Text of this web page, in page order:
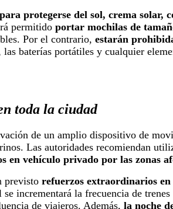
protegerse del sol, crema solar,
permitido portar mochilas de
Por el contrario, estarán
baterías portátiles y cualquier
toda la ciudad
de un amplio dispositivo de
Las autoridades recomiendan
en vehículo privado por las zonas
previsto refuerzos extraordinarios
incrementará la frecuencia de
de viajeros. Además, la noche